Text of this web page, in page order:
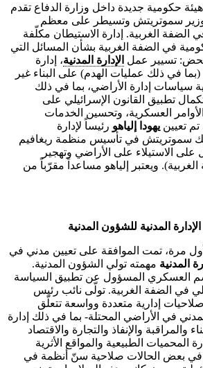
حكومية جديدة داخل وزارة الدفاع تقدم
سموتريتش وتسيطر على معظم
الضفة الغربية. إدارة الاستيطان مكلّفة
في الضفة الغربية بشأن المسائل التي
محض: تسيير عمل الإدارة المدنية، إدارة
(بما في ذلك عمليات الهدم) على البناء غير
سياسات إدارة الأراضي، بما في ذلك
تطبيق القانون الإسرائيلي على
العسكرية، وتحسين الخدمات
تعيين يهودا إلياهو رئيساً لإدارة
سموتريتش في تأسيس منظمة ريغافيم
الاستيلاء على الأراضي وتهجير
ويعتبر إلياهو مساعداً مقرّباً من
الإدارة المدنية للشؤون المدنية
أيار 2024، ولأول مرة، تمت الموافقة على تعيين مدني في
المدنية مهمته تولي الشؤون المدنية.
العسكري المسؤول عن تطبيق السياسة
في الضفة الغربية. تولّى نائب رئيس
إدارية متعددة وواسعة تتعلّق
في الأراضي المحتلة- بما في ذلك إدارة
والمراقبة والإنفاذ والتجارة والاقتصاد
المحميات الطبيعية والمواقع الأثرية
في بعض الحالات صلاحية سنّ أنظمة في